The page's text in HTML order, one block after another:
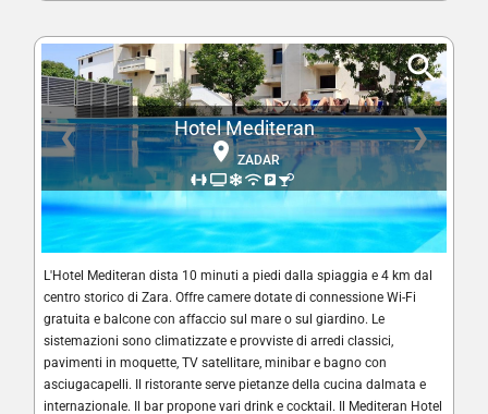
❮ ❯
Hotel Mediteran
ZADAR
L'Hotel Mediteran dista 10 minuti a piedi dalla spiaggia e 4 km dal
centro storico di Zara. Offre camere dotate di connessione Wi-Fi
gratuita e balcone con affaccio sul mare o sul giardino. Le
sistemazioni sono climatizzate e provviste di arredi classici,
pavimenti in moquette, TV satellitare, minibar e bagno con
asciugacapelli. Il ristorante serve pietanze della cucina dalmata e
internazionale. Il bar propone vari drink e cocktail. Il Mediteran Hotel